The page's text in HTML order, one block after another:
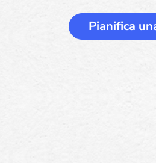
Pianifica